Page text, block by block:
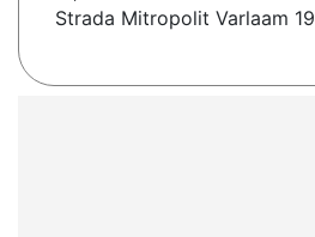
Strada Mitropolit Varlaam 19